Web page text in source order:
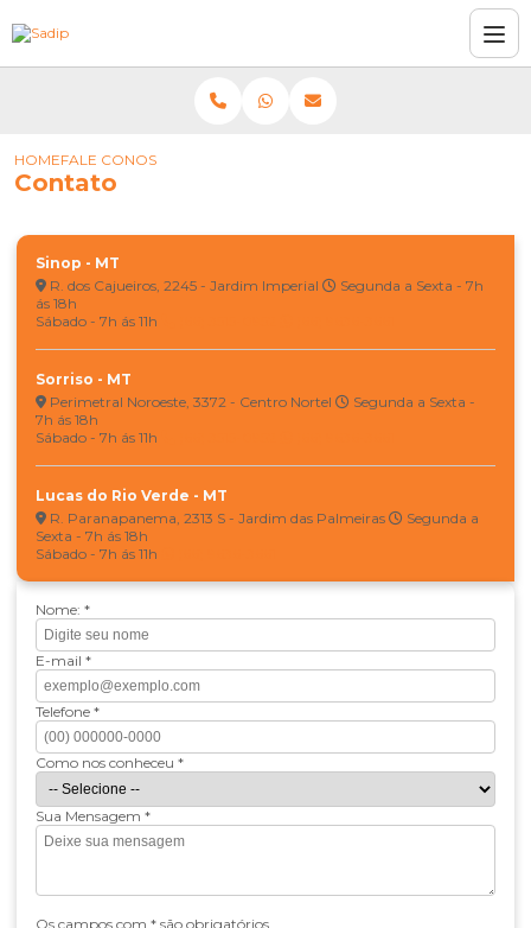
HOMEFALE CONOSCO!
Contato
Sinop - MT
R. dos Cajueiros, 2245 - Jardim Imperial
Segunda a Sexta - 7h
ás 18h
Sábado - 7h ás 11h
Sorriso - MT
Perimetral Noroeste, 3372 - Centro Nortel
Segunda a Sexta -
7h ás 18h
Sábado - 7h ás 11h
Lucas do Rio Verde - MT
R. Paranapanema, 2313 S - Jardim das Palmeiras
Segunda a
Sexta - 7h ás 18h
Sábado - 7h ás 11h
Nome: *
E-mail *
Telefone *
Como nos conheceu *
Sua Mensagem *
Os campos com * são obrigatórios